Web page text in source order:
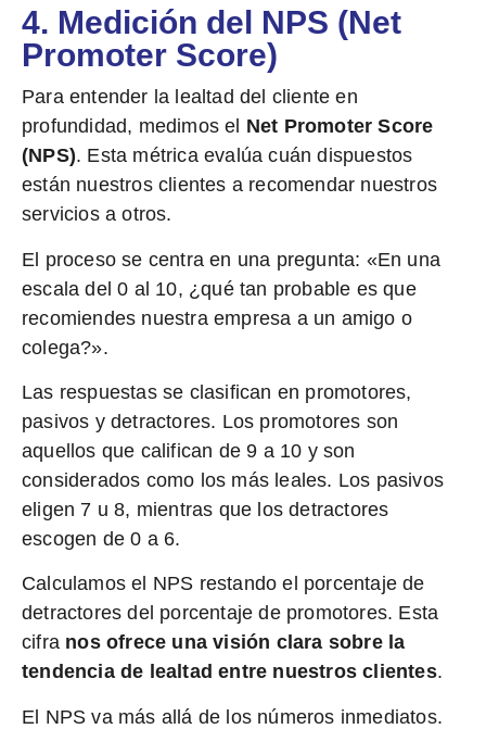
4. Medición del NPS (Net
Promoter Score)
Para entender la lealtad del cliente en
profundidad, medimos el Net Promoter Score
(NPS). Esta métrica evalúa cuán dispuestos
están nuestros clientes a recomendar nuestros
servicios a otros.
El proceso se centra en una pregunta: «En una
escala del 0 al 10, ¿qué tan probable es que
recomiendes nuestra empresa a un amigo o
colega?».
Las respuestas se clasifican en promotores,
pasivos y detractores. Los promotores son
aquellos que califican de 9 a 10 y son
considerados como los más leales. Los pasivos
eligen 7 u 8, mientras que los detractores
escogen de 0 a 6.
Calculamos el NPS restando el porcentaje de
detractores del porcentaje de promotores. Esta
cifra nos ofrece una visión clara sobre la
tendencia de lealtad entre nuestros clientes.
El NPS va más allá de los números inmediatos.